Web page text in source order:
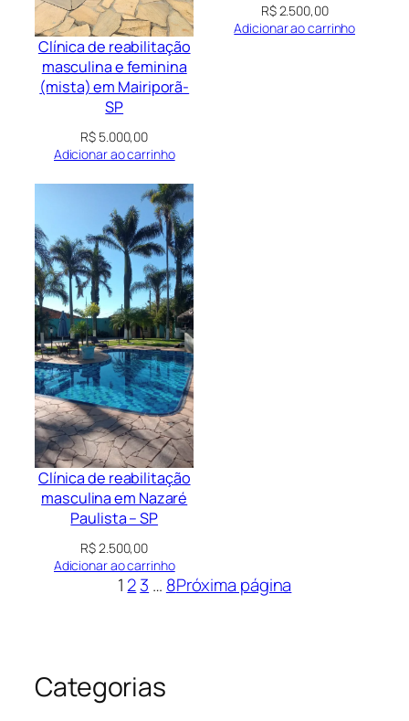
Clínica de reabilitação
masculina e feminina
(mista) em Mairiporã-
SP
R$ 5.000,00
Adicionar ao carrinho
R$2.500,00
Adicionar ao carrinho
Clínica de reabilitação
masculina em Nazaré
Paulista – SP
R$2.500,00
Adicionar ao carrinho
1 23 … 8Próxima página
Categorias